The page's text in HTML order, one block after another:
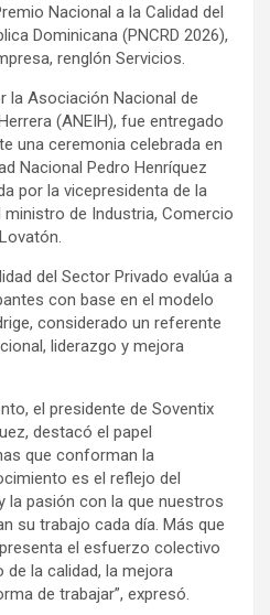
Nacional a la Calidad del
Dominicana (PNCRD 2026),
renglón Servicios.
la Asociación Nacional de
(ANEIH), fue entregado
una ceremonia celebrada en
Nacional Pedro Henríquez
por la vicepresidenta de la
ministro de Industria, Comercio
del Sector Privado evalúa a
con base en el modelo
considerado un referente
liderazgo y mejora
el presidente de Soventix
destacó el papel
que conforman la
es el reflejo del
la pasión con la que nuestros
su trabajo cada día. Más que
el esfuerzo colectivo
de la calidad, la mejora
de trabajar”, expresó.